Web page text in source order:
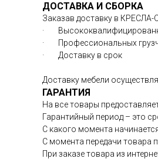
ДОСТАВКА И СБОРКА
Заказав доставку в
·
· Профессиональных
· Доставку в срок
Доставку мебели
ГАРАНТИЯ
На все товары
Гарантийный период – это
С какого момента
С момента передачи товара
При заказе товара из